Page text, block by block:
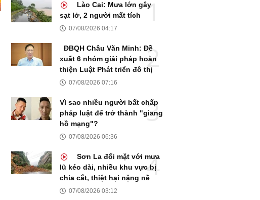
Lào Cai: Mưa lớn gây
sạt lở, 2 người mất tích
07/08/2026 04:17
ĐBQH Châu Văn Minh: Đề
xuất 6 nhóm giải pháp hoàn
thiện Luật Phát triển đô thị
07/08/2026 07:16
Vì sao nhiều người bất chấp
pháp luật để trở thành "giang
hồ mạng"?
07/08/2026 06:36
Sơn La đối mặt với mưa
lũ kéo dài, nhiều khu vực bị
chia cắt, thiệt hại nặng nề
07/08/2026 03:12